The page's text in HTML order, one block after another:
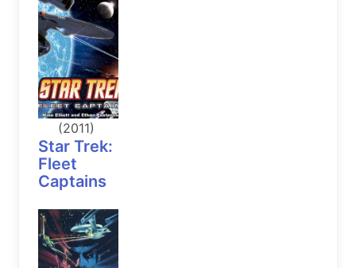
(2011)
Star Trek:
Fleet
Captains